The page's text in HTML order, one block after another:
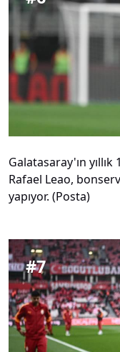
Galatasaray'ın
Rafael Leao,
yapıyor. (Posta)
#7